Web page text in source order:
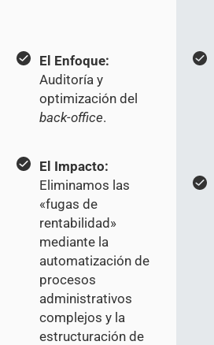
El Enfoque:
Auditoría y
optimización del
back-office.
El Impacto:
Eliminamos las
«fugas de
rentabilidad»
mediante la
automatización de
procesos
administrativos
complejos y la
estructuración de